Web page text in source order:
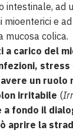
intestinale, ad
mioenterici e
mucosa colica.
a carico del
stress
un ruolo
irritabile (
a fondo il
aprire la